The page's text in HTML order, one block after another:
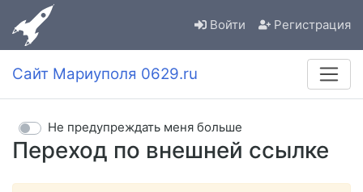
Войти Регистрация
Сайт Мариуполя 0629.ru
Переход по внешней ссылке
Не предупреждать меня больше